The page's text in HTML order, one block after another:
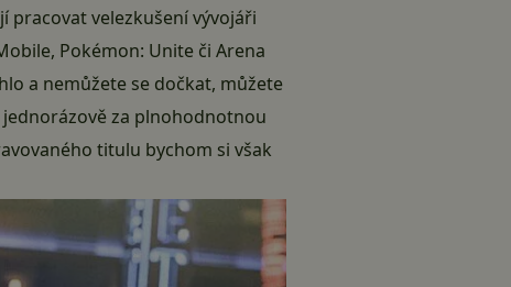
pracovat velezkušení vývojáři
Pokémon: Unite či Arena
a nemůžete se dočkat, můžete
za plnohodnotnou
titulu bychom si však